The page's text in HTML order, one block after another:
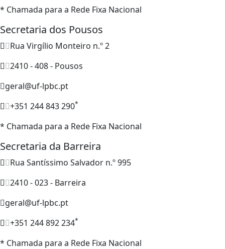
* Chamada para a Rede Fixa Nacional
Secretaria dos Pousos
Rua Virgílio Monteiro n.º 2
2410 - 408 - Pousos
geral@uf-lpbc.pt
+351 244 843 290*
* Chamada para a Rede Fixa Nacional
Secretaria da Barreira
Rua Santíssimo Salvador n.º 995
2410 - 023 - Barreira
geral@uf-lpbc.pt
+351 244 892 234*
* Chamada para a Rede Fixa Nacional